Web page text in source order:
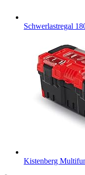
Schwerlastregal
Kistenberg